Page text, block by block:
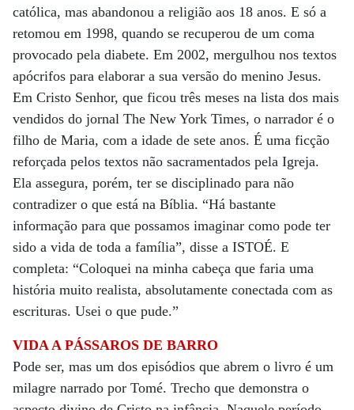
católica, mas abandonou a religião aos 18 anos. E só a
retomou em 1998, quando se recuperou de um coma
provocado pela diabete. Em 2002, mergulhou nos textos
apócrifos para elaborar a sua versão do menino Jesus.
Em Cristo Senhor, que ficou três meses na lista dos mais
vendidos do jornal The New York Times, o narrador é o
filho de Maria, com a idade de sete anos. É uma ficção
reforçada pelos textos não sacramentados pela Igreja.
Ela assegura, porém, ter se disciplinado para não
contradizer o que está na Bíblia. “Há bastante
informação para que possamos imaginar como pode ter
sido a vida de toda a família”, disse a ISTOÉ. E
completa: “Coloquei na minha cabeça que faria uma
história muito realista, absolutamente conectada com as
escrituras. Usei o que pude.”
VIDA A PÁSSAROS DE BARRO
Pode ser, mas um dos episódios que abrem o livro é um
milagre narrado por Tomé. Trecho que demonstra o